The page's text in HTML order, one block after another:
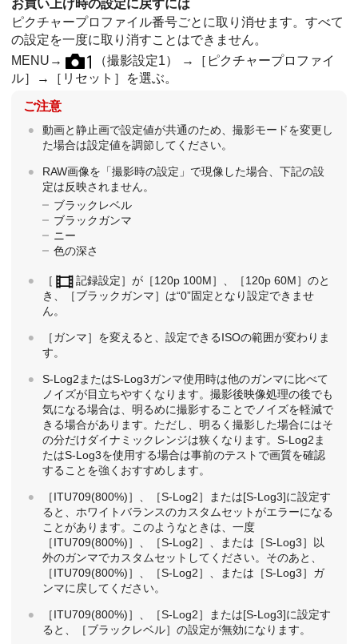
お買い上げ時の設定に戻すには
ピクチャープロファイル番号ごとに取り消せます。すべて
の設定を一度に取り消すことはできません。
MENU → （撮影設定1） →
［ピクチャープロファイ
ル］
→ ［リセット］ を選ぶ。
ご注意
動画と静止画で設定値が共通のため、撮影モードを変更し
た場合は設定値を調節してください。
RAW画像を「撮影時の設定」で現像した場合、下記の設
定は反映されません。
ブラックレベル
ブラックガンマ
ニー
色の深さ
［ 記録設定］が ［120p 100M］ 、 ［120p 60M］のと
き、
［ブラックガンマ］ は“0”固定となり設定できませ
ん。
［ガンマ］ を変えると、設定できるISOの範囲が変わりま
す。
S-Log2またはS-Log3ガンマ使用時は他のガンマに比べて
ノイズが目立ちやすくなります。撮影後映像処理の後でも
気になる場合は、明るめに撮影することでノイズを軽減で
きる場合があります。ただし、明るく撮影した場合にはそ
の分だけダイナミックレンジは狭くなります。S-Log2ま
たはS-Log3を使用する場合は事前のテストで画質を確認
することを強くおすすめします。
［ITU709(800%)］ 、 ［S-Log2］ または[S-Log3]に設定す
ると、ホワイトバランスのカスタムセットがエラーになる
ことがあります。このようなときは、一度
［ITU709(800%)］ 、 ［S-Log2］ 、または ［S-Log3］
以
外のガンマでカスタムセットしてください。そのあと、
［ITU709(800%)］ 、 ［S-Log2］ 、または ［S-Log3］ ガ
ンマに戻してください。
［ITU709(800%)］ 、 ［S-Log2］ または[S-Log3]に設定す
ると、
［ブラックレベル］ の設定が無効になります。